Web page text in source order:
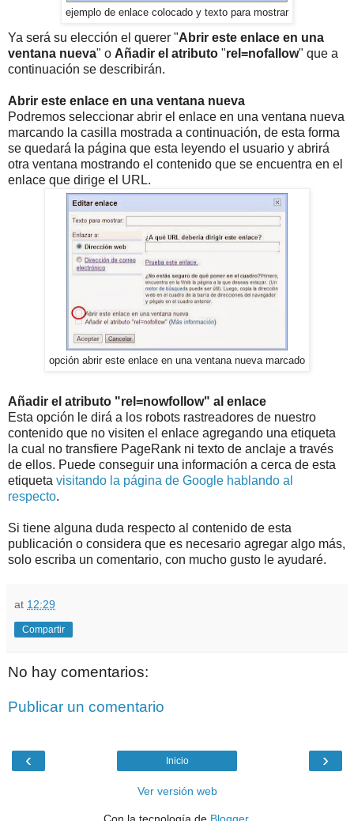
ejemplo de enlace colocado y texto para mostrar
Ya será su elección el querer "Abrir este enlace en una
ventana nueva" o Añadir el atributo "rel =nofallow" que a
continuación se describirán.
Abrir este enlace en una ventana nueva
Podremos seleccionar abrir el enlace en una ventana nueva
marcando la casilla mostrada a continuación, de esta forma
se quedará la página que esta leyendo el usuario y abrirá
otra ventana mostrando el contenido que se encuentra en el
enlace que dirige el URL.
opción abrir este enlace en una ventana nueva marcado
Añadir el atributo "rel =nowfollow" al enlace
Esta opción le dirá a los robots rastreadores de nuestro
contenido que no visiten el enlace agregando una etiqueta
la cual no transfiere PageRank ni texto de anclaje a través
de ellos. Puede conseguir una información a cerca de esta
etiqueta visitando la página de Google hablando al
respecto.
Si tiene alguna duda respecto al contenido de esta
publicación o considera que es necesario agregar algo más,
solo escriba un comentario, con mucho gusto le ayudaré.
at 12:29
Compartir
No hay comentarios:
Publicar un comentario
‹ ›
Inicio
Ver versión web